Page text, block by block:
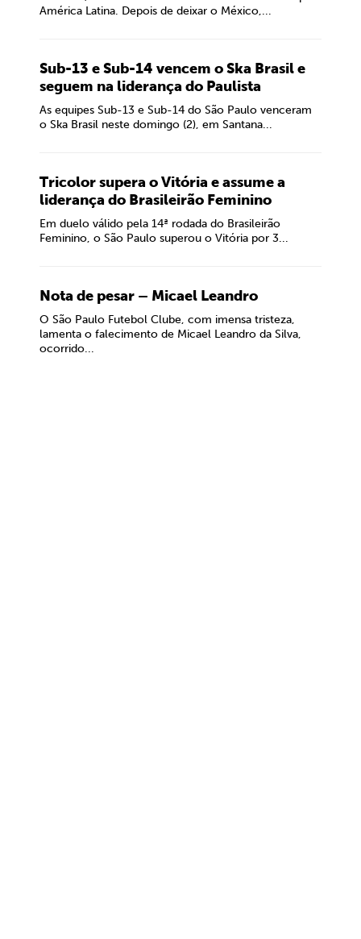
América Latina. Depois de deixar o México,...
Sub-13 e Sub-14 vencem o Ska Brasil e
seguem na liderança do Paulista
As equipes Sub-13 e Sub-14 do São Paulo venceram
o Ska Brasil neste domingo (2), em Santana...
Tricolor supera o Vitória e assume a
liderança do Brasileirão Feminino
Em duelo válido pela 14ª rodada do Brasileirão
Feminino, o São Paulo superou o Vitória por 3...
Nota de pesar – Micael Leandro
O São Paulo Futebol Clube, com imensa tristeza,
lamenta o falecimento de Micael Leandro da Silva,
ocorrido...